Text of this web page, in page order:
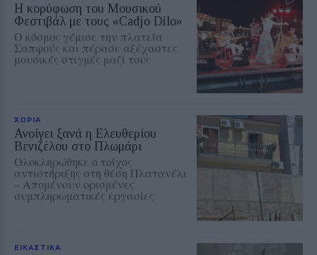
Η κορύφωση του Μουσικού
Φεστιβάλ με τους «Cadjo Dilo»
Ο κόσμος γέμισε την πλατεία
Σαπφούς και πέρασε αξέχαστες
μουσικές στιγμές μαζί τους
ΧΩΡΙΑ
Ανοίγει ξανά η Ελευθερίου
Βενιζέλου στο Πλωμάρι
Ολοκληρώθηκε ο τοίχος
αντιστήριξης στη θέση Πλατανέλι
– Απομένουν ορισμένες
συμπληρωματικές εργασίες
ΕΙΚΑΣΤΙΚΑ